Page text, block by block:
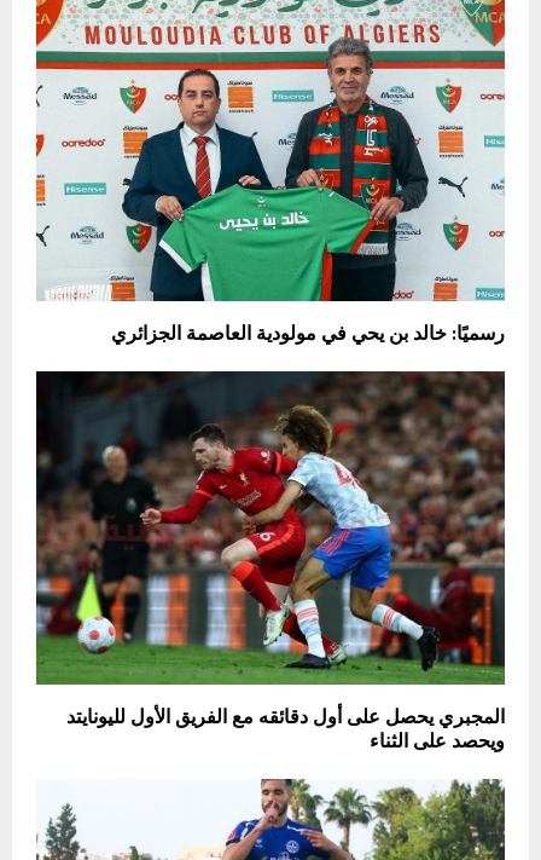
رسميًا: خالد بن يحي في مولودية العاصمة الجزائري
المجبري يحصل على أول دقائقه مع الفريق الأول لليونايتد
ويحصد على الثناء